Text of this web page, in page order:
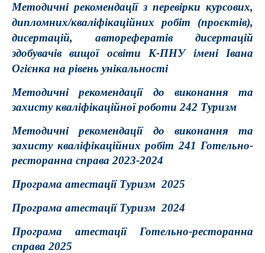
Методичні рекомендації з перевірки курсових,
дипломних/кваліфікаційних робіт (проєктів),
дисертацій, авторефератів дисертацій
здобувачів вищої освіти К-ПНУ імені Івана
Огієнка на рівень унікальності
Методичні рекомендації до виконання та
захисту кваліфікаційної роботи 242 Туризм
Методичні рекомендації до виконання та
захисту кваліфікаційних робіт 241 Готельно-
ресторанна справа 2023-2024
Програма атестації Туризм 2025
Програма атестації Туризм 2024
Програма атестації Готельно-ресторанна
справа 2025